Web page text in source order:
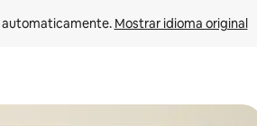
Mostrar idioma original